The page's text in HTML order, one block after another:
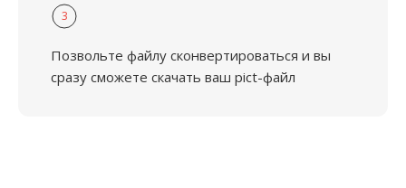
3
Позвольте файлу сконвертироваться и вы
сразу сможете скачать ваш pict-файл